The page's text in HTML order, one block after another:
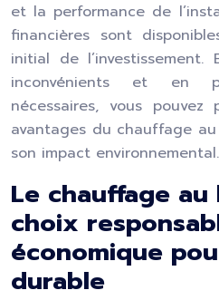
et la performance de
financières sont
initial de
inconvénients et en
nécessaires, vous
avantages du chauffage
son impact environnemental.
Le chauffage au
choix
économique
durable